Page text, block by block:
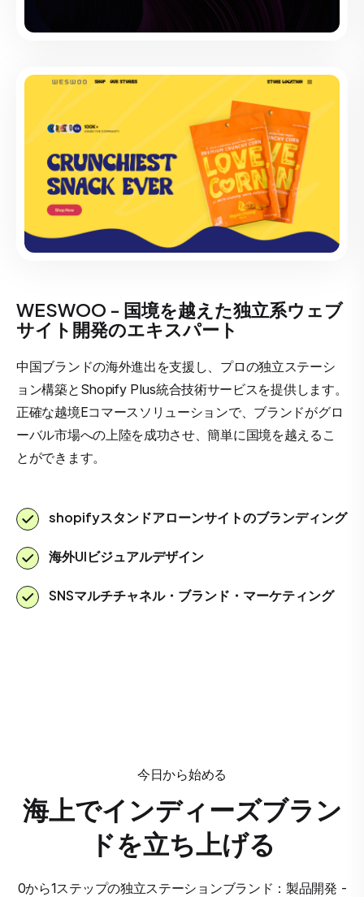
WESWOO - 国境を越えた独立系ウェブ
サイト開発のエキスパート
中国ブランドの海外進出を支援し、プロの独立ステーシ
ョン構築とShopify Plus統合技術サービスを提供します。
正確な越境Eコマースソリューションで、ブランドがグロ
ーバル市場への上陸を成功させ、簡単に国境を越えるこ
とができます。
shopifyスタンドアローンサイトのブランディング
海外UIビジュアルデザイン
SNSマルチチャネル・ブランド・マーケティング
今日から始める
海上でインディーズブラン
ドを立ち上げる
0から1ステップの独立ステーションブランド：製品開発 -